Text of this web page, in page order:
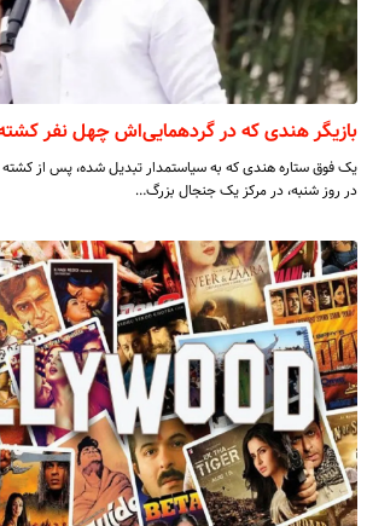
بازیگر هندی که در گردهمایی‌اش چهل نفر
در روز شنبه، در مرکز یک جنجال بزرگ…